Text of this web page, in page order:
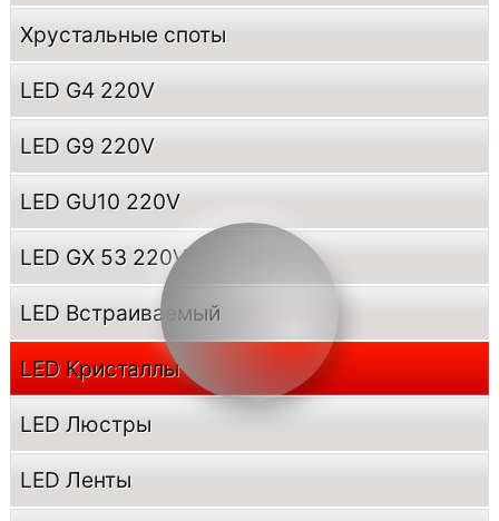
Хрустальные споты
LED G4 220V
LED G9 220V
LED GU10 220V
LED GX 53 220V
LED Встраиваемый
LED Кристаллы
LED Люстры
LED Ленты